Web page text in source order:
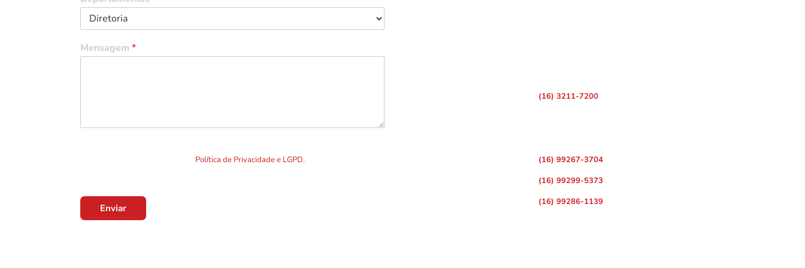
Mensagem*
Política de Privacidade e LGPD.
Enviar
(16) 3211-7200
(16) 99267-3704
(16) 99299-5373
(16) 99286-1139